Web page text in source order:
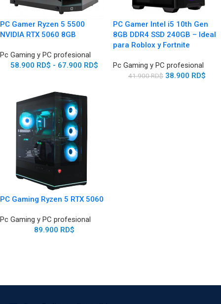
PC Gamer Ryzen 5 5500
NVIDIA RTX 5060 8GB
Pc Gaming y PC profesional
58.900 RD$ - 67.900 RD$
PC Gamer Intel i5 10th Gen
8GB DDR4 SSD 240GB – Ideal
para Roblox y Fortnite
Pc Gaming y PC profesional
41.900RD$ 38.900 RD$
PC Gaming Ryzen 5 RTX 5060
Pc Gaming y PC profesional
89.900 RD$